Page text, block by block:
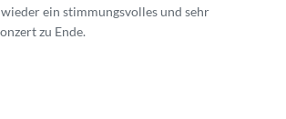
wieder ein stimmungsvolles und sehr
zu Ende.